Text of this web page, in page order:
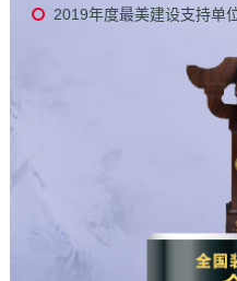
2019年度最美建设支持单